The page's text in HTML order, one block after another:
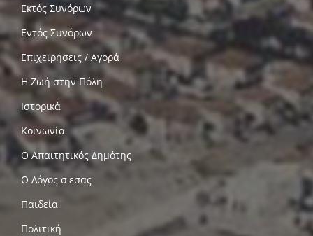
Εκτός Συνόρων
Εντός Συνόρων
Επιχειρήσεις / Αγορά
Η Ζωή στην Πόλη
Ιστορικά
Κοινωνία
Ο Απαιτητικός Δημότης
Ο Λόγος σ'εσας
Παιδεία
Πολιτική